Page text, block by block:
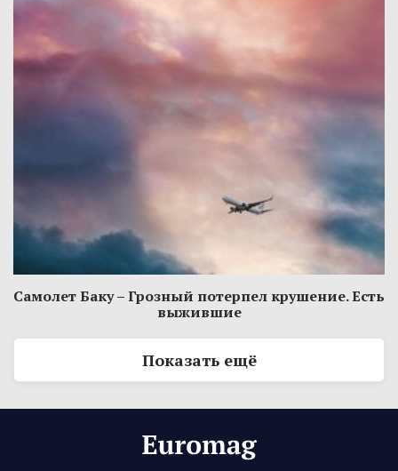
Самолет Баку – Грозный потерпел крушение. Есть
выжившие
Показать ещё